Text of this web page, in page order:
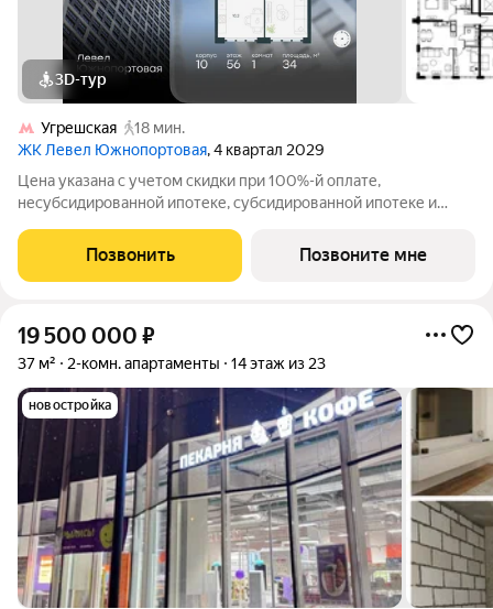
3D-тур
Угрешская
18 мин.
ЖК Левел Южнопортовая, 4 квартал 2029
Цена указана с учетом скидки при 100%-й оплате,
несубсидированной ипотеке, субсидированной ипотеке и
личном кабинете до обращения за консультацией. В северной
части района Печатники
Позвонить Позвоните мне
19 500 000 ₽
37 м² 2-комн. апартаменты 14 этаж из 23
новостройка